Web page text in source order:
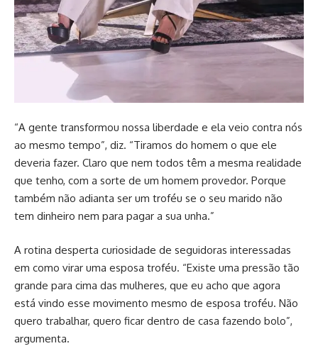
“A gente transformou nossa liberdade e ela veio contra nós
ao mesmo tempo”, diz. “Tiramos do homem o que ele
deveria fazer. Claro que nem todos têm a mesma realidade
que tenho, com a sorte de um homem provedor. Porque
também não adianta ser um troféu se o seu marido não
tem dinheiro nem para pagar a sua unha.”
A rotina desperta curiosidade de seguidoras interessadas
em como virar uma esposa troféu. “Existe uma pressão tão
grande para cima das mulheres, que eu acho que agora
está vindo esse movimento mesmo de esposa troféu. Não
quero trabalhar, quero ficar dentro de casa fazendo bolo”,
argumenta.